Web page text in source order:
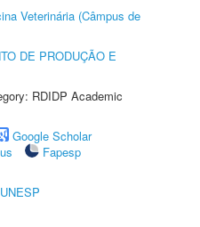
Veterinária (Câmpus de
DE PRODUÇÃO E
RDIDP Academic
Google Scholar
Fapesp